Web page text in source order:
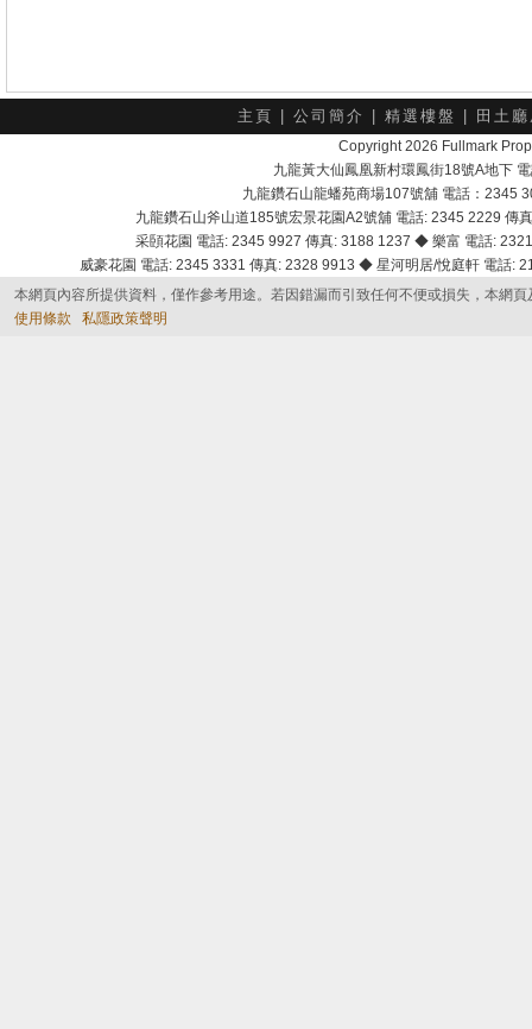
主頁 公司簡介 精選樓盤 田土
Copyright 2026 Fullmark
九龍黃大仙鳳凰新村環鳳街18號A地下
九龍鑽石山龍蟠苑商場107號舖 電話：2345
九龍鑽石山斧山道185號宏景花園A2號舖 電話: 2345 2229
采頣花園 電話: 2345 9927 傳真: 3188 1237 ◆ 樂富 電話:
威豪花園 電話: 2345 3331 傳真: 2328 9913 ◆ 星河明居/悅庭軒 電話
本網頁內容所提供資料，僅作參考用途。若因錯漏而引致任何不便或損失，本網
使用條款
私隱政策聲明